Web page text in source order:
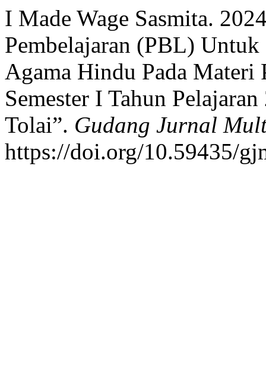
I Made Wage Sasmita.
Pembelajaran (PBL)
Agama Hindu Pada
Semester I Tahun
Tolai”. Gudang Jurnal
https://doi.org/10.59435/